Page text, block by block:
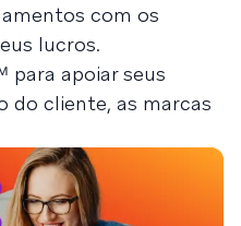
com os
lucros.
para apoiar seus
do cliente, as marcas